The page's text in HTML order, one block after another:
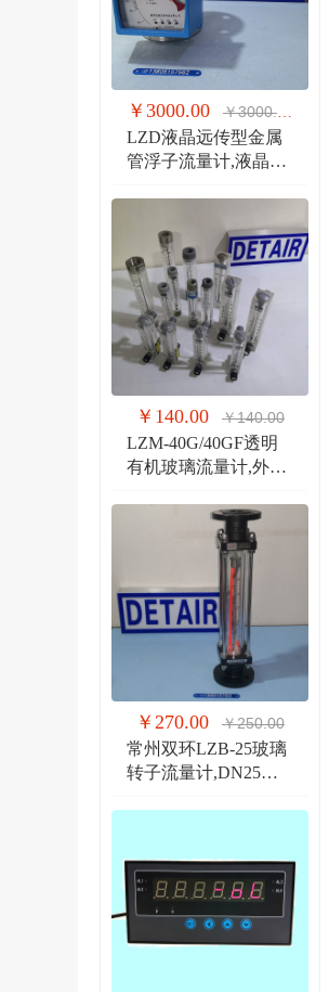
￥3000.00 ￥3000.00
LZD液晶远传型金属
管浮子流量计,液晶显
￥140.00 ￥140.00
LZM-40G/40GF透明
有机玻璃流量计,外螺
￥270.00 ￥250.00
常州双环LZB-25玻璃
转子流量计,DN25法